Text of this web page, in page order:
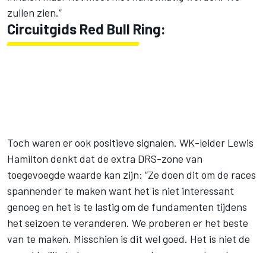
zullen zien.”
Circuitgids Red Bull Ring:
Toch waren er ook positieve signalen. WK-leider Lewis
Hamilton denkt dat de extra DRS-zone van
toegevoegde waarde kan zijn: “Ze doen dit om de races
spannender te maken want het is niet interessant
genoeg en het is te lastig om de fundamenten tijdens
het seizoen te veranderen. We proberen er het beste
van te maken. Misschien is dit wel goed. Het is niet de